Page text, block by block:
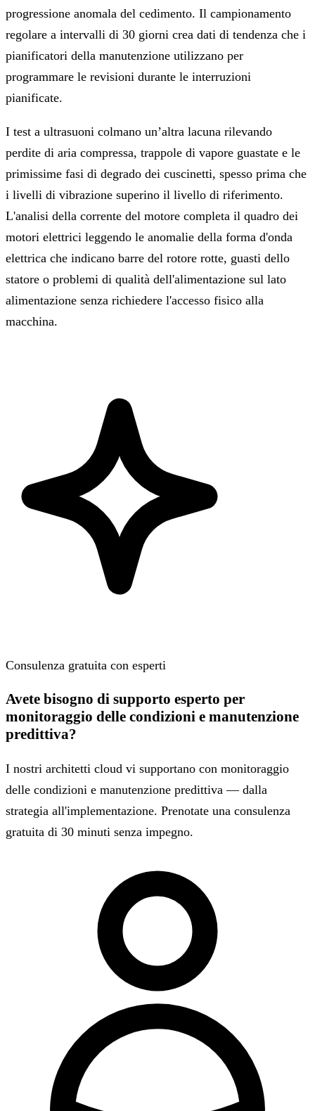
progressione anomala del cedimento. Il campionamento
regolare a intervalli di 30 giorni crea dati di tendenza che i
pianificatori della manutenzione utilizzano per
programmare le revisioni durante le interruzioni
pianificate.
I test a ultrasuoni colmano un’altra lacuna rilevando
perdite di aria compressa, trappole di vapore guastate e le
primissime fasi di degrado dei cuscinetti, spesso prima che
i livelli di vibrazione superino il livello di riferimento.
L'analisi della corrente del motore completa il quadro dei
motori elettrici leggendo le anomalie della forma d'onda
elettrica che indicano barre del rotore rotte, guasti dello
statore o problemi di qualità dell'alimentazione sul lato
alimentazione senza richiedere l'accesso fisico alla
macchina.
Consulenza gratuita con esperti
Avete bisogno di supporto esperto per
monitoraggio delle condizioni e manutenzione
predittiva?
I nostri architetti cloud vi supportano con monitoraggio
delle condizioni e manutenzione predittiva — dalla
strategia all'implementazione. Prenotate una consulenza
gratuita di 30 minuti senza impegno.